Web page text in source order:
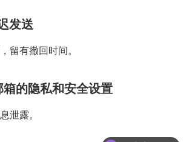
发送
留有撤回时间。
的隐私和安全设置
泄露。